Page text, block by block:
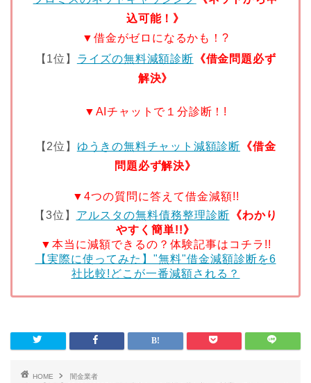
込可能！》
▼借金がゼロになるかも！?
【1位】 ライズの無料減額診断
《借金問題必ず
解決》
▼AIチャットで１分診断！!
【2位】 ゆうきの無料チャット減額診断
《借金
問題必ず解決》
▼4つの質問に答えて借金減額!!
【3位】 アルスタの無料債務整理診断 《わかり
やすく簡単!!》
▼本当に減額できるの？体験記事はコチラ!!
【実際に使ってみた】"無料"借金減額診断を6
社比較!どこが一番減額される？
HOME
闇金業者